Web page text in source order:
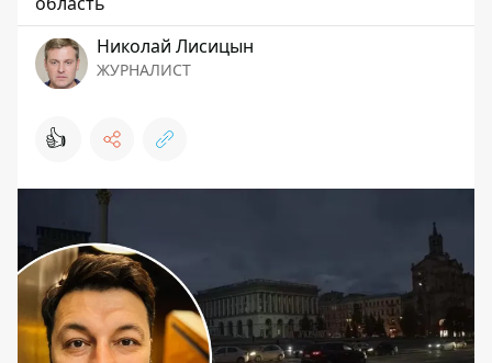
Николай Лисицын
ЖУРНАЛИСТ
👍